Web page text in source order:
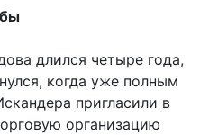
длился четыре года,
когда уже полным
пригласили в
организацию